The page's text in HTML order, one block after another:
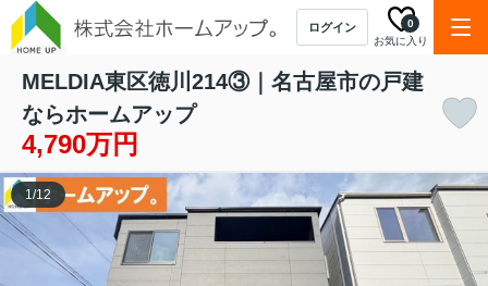
ログイン
お気に入り
0
MELDIA東区徳川214③｜名古屋市の戸建
ならホームアップ
4,790万円
1/12